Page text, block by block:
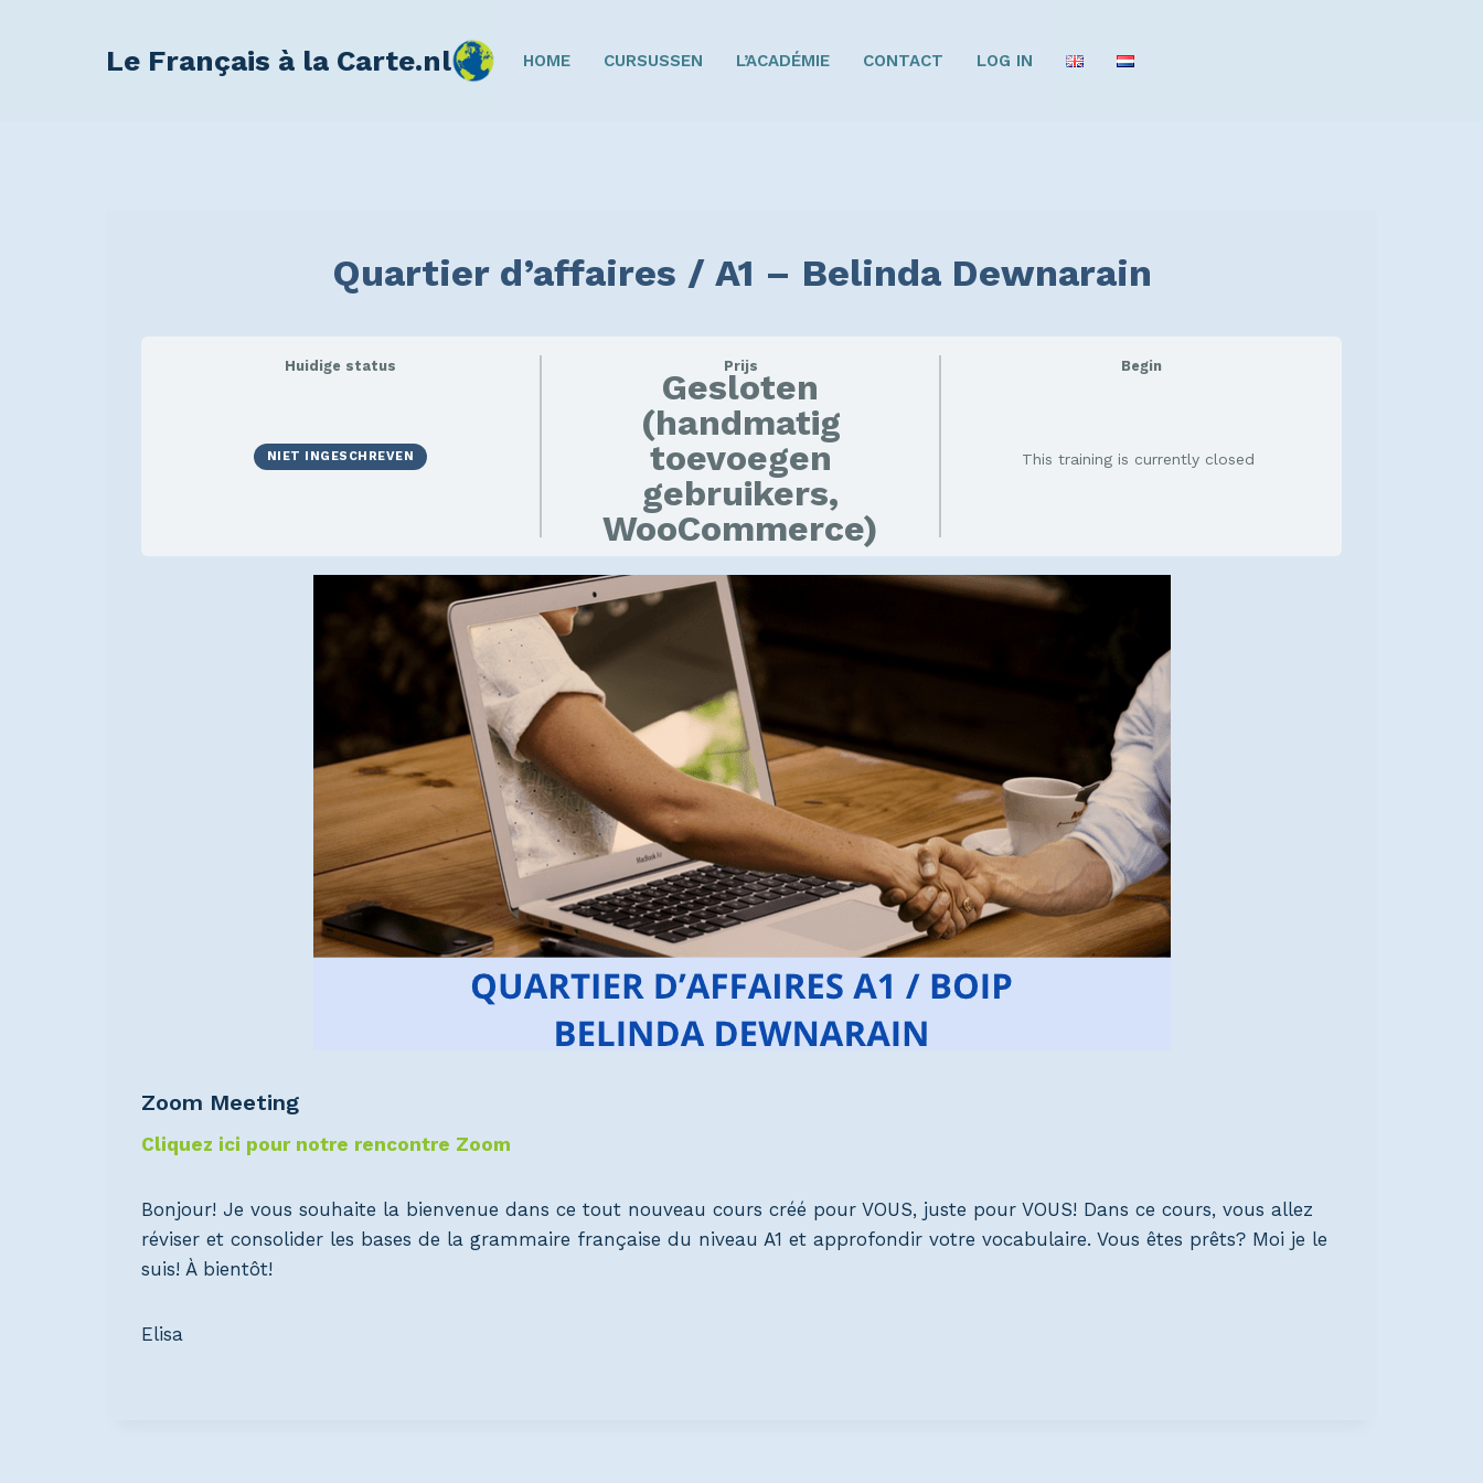
Le Français à la Carte.nl HOME CURSUSSEN L’ACADÉMIE CONTACT LOG IN
Quartier d’affaires / A1 – Belinda Dewnarain
Huidige status
NIET INGESCHREVEN
Prijs
Gesloten
(handmatig
toevoegen
gebruikers,
WooCommerce)
Begin
This training is currently closed
Zoom Meeting
Cliquez ici pour notre rencontre Zoom
Bonjour! Je vous souhaite la bienvenue dans ce tout nouveau cours créé pour VOUS, juste pour VOUS! Dans ce cours, vous allez
réviser et consolider les bases de la grammaire française du niveau A1 et approfondir votre vocabulaire. Vous êtes prêts? Moi je le
suis! À bientôt!
Elisa